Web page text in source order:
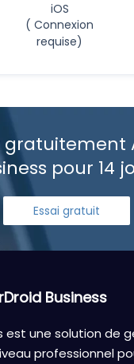
iOS
( Connexion
requise)
gratuitement
pour 14
Essai gratuit
Business
est une solution de
professionnel